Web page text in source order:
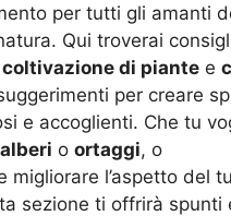
per tutti gli amanti
Qui troverai
coltivazione di piante e
per creare
e accoglienti. Che tu
alberi o ortaggi, o
migliorare l’aspetto del
sezione ti offrirà spunti